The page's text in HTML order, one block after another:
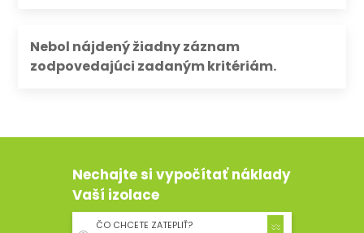
Nebol nájdený žiadny záznam
zodpovedajúci zadaným kritériám.
Nechajte si vypočítať náklady
Vaší izolace
ČO CHCETE ZATEPLIŤ?